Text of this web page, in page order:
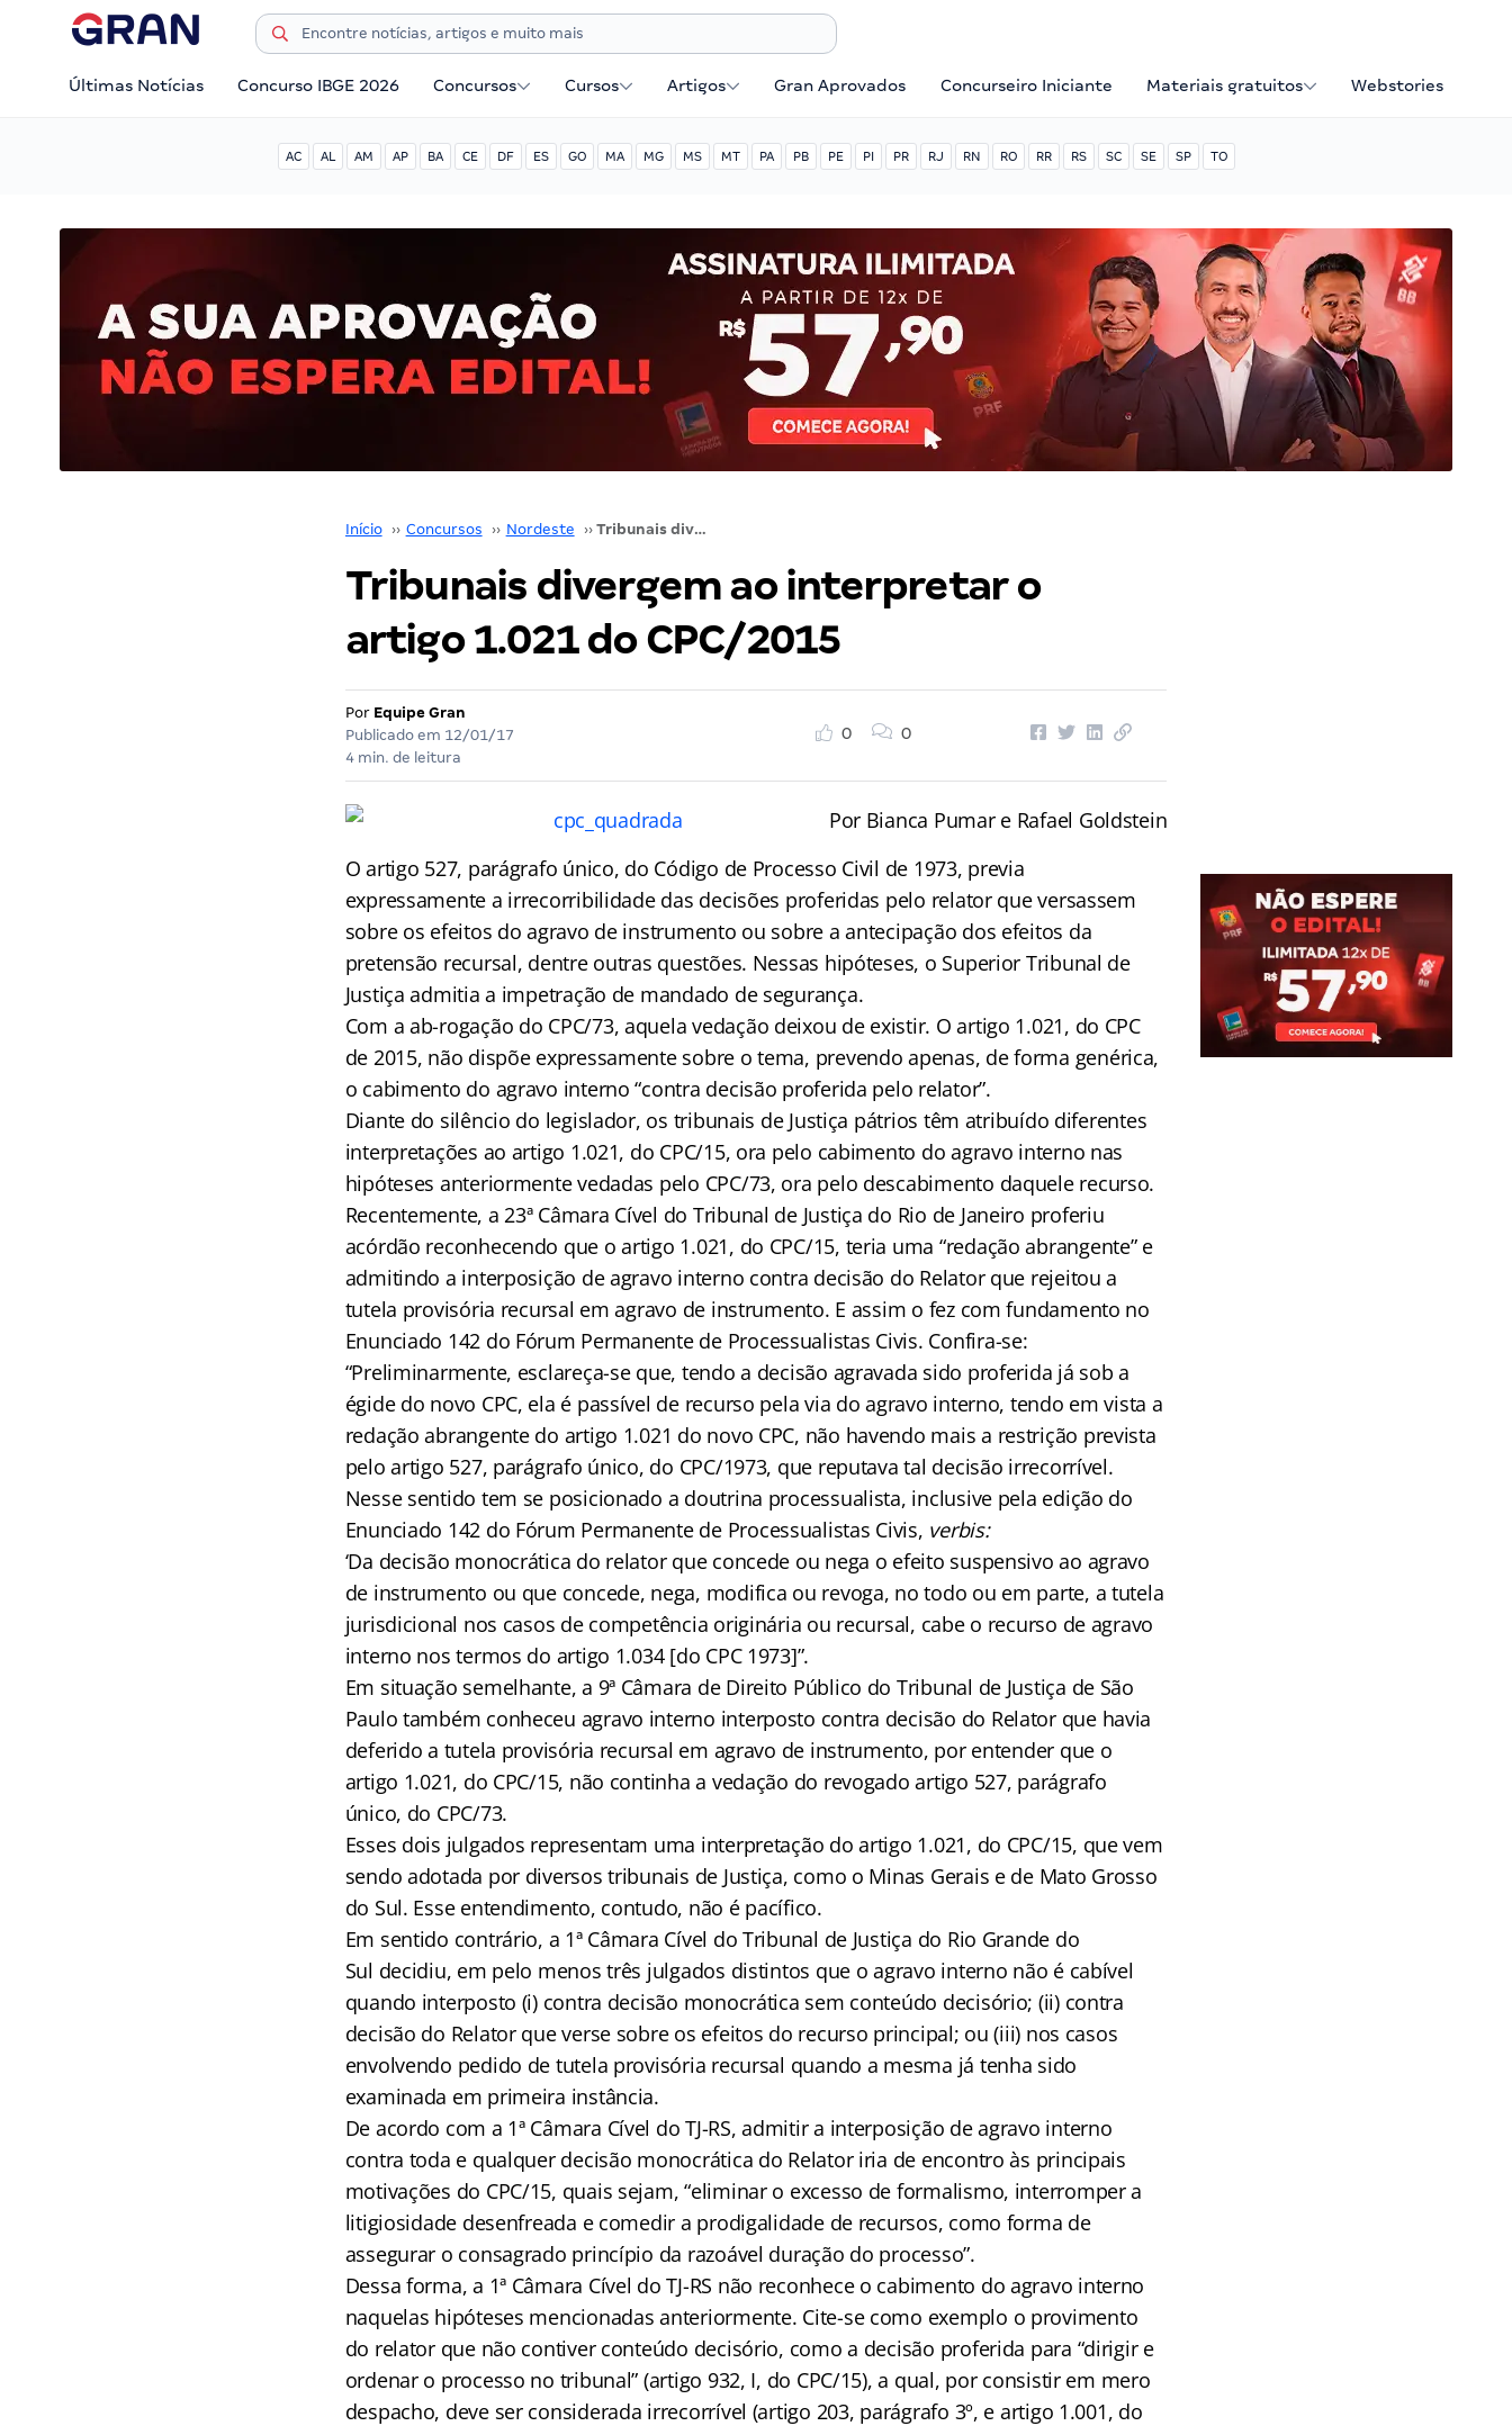
Últimas Notícias Concurso IBGE 2026 Concursos Cursos Artigos Gran Aprovados Concurseiro Iniciante Materiais gratuitos Webstories
AC AL AM AP BA CE DF ES GO MA MG MS MT PA PB PE PI PR RJ RN RO RR RS SC SE SP TO
Início ›› Concursos ›› Nordeste ›› Tribunais divergem ao interpretar o artigo 1.021 do CPC/2015
Tribunais divergem ao interpretar o
artigo 1.021 do CPC/2015
Por Equipe Gran
Publicado em 12/01/17
4 min. de leitura
0 0
Por Bianca Pumar e Rafael Goldstein
O artigo 527, parágrafo único, do Código de Processo Civil de 1973, previa
expressamente a irrecorribilidade das decisões proferidas pelo relator que versassem
sobre os efeitos do agravo de instrumento ou sobre a antecipação dos efeitos da
pretensão recursal, dentre outras questões. Nessas hipóteses, o Superior Tribunal de
Justiça admitia a impetração de mandado de segurança.
Com a ab-rogação do CPC/73, aquela vedação deixou de existir. O artigo 1.021, do CPC
de 2015, não dispõe expressamente sobre o tema, prevendo apenas, de forma genérica,
o cabimento do agravo interno “contra decisão proferida pelo relator”.
Diante do silêncio do legislador, os tribunais de Justiça pátrios têm atribuído diferentes
interpretações ao artigo 1.021, do CPC/15, ora pelo cabimento do agravo interno nas
hipóteses anteriormente vedadas pelo CPC/73, ora pelo descabimento daquele recurso.
Recentemente, a 23ª Câmara Cível do Tribunal de Justiça do Rio de Janeiro proferiu
acórdão reconhecendo que o artigo 1.021, do CPC/15, teria uma “redação abrangente” e
admitindo a interposição de agravo interno contra decisão do Relator que rejeitou a
tutela provisória recursal em agravo de instrumento. E assim o fez com fundamento no
Enunciado 142 do Fórum Permanente de Processualistas Civis. Confira-se:
“Preliminarmente, esclareça-se que, tendo a decisão agravada sido proferida já sob a
égide do novo CPC, ela é passível de recurso pela via do agravo interno, tendo em vista a
redação abrangente do artigo 1.021 do novo CPC, não havendo mais a restrição prevista
pelo artigo 527, parágrafo único, do CPC/1973, que reputava tal decisão irrecorrível.
Nesse sentido tem se posicionado a doutrina processualista, inclusive pela edição do
Enunciado 142 do Fórum Permanente de Processualistas Civis, verbis:
‘Da decisão monocrática do relator que concede ou nega o efeito suspensivo ao agravo
de instrumento ou que concede, nega, modifica ou revoga, no todo ou em parte, a tutela
jurisdicional nos casos de competência originária ou recursal, cabe o recurso de agravo
interno nos termos do artigo 1.034 [do CPC 1973]”.
Em situação semelhante, a 9ª Câmara de Direito Público do Tribunal de Justiça de São
Paulo também conheceu agravo interno interposto contra decisão do Relator que havia
deferido a tutela provisória recursal em agravo de instrumento, por entender que o
artigo 1.021, do CPC/15, não continha a vedação do revogado artigo 527, parágrafo
único, do CPC/73.
Esses dois julgados representam uma interpretação do artigo 1.021, do CPC/15, que vem
sendo adotada por diversos tribunais de Justiça, como o Minas Gerais e de Mato Grosso
do Sul. Esse entendimento, contudo, não é pacífico.
Em sentido contrário, a 1ª Câmara Cível do Tribunal de Justiça do Rio Grande do
Sul decidiu, em pelo menos três julgados distintos que o agravo interno não é cabível
quando interposto (i) contra decisão monocrática sem conteúdo decisório; (ii) contra
decisão do Relator que verse sobre os efeitos do recurso principal; ou (iii) nos casos
envolvendo pedido de tutela provisória recursal quando a mesma já tenha sido
examinada em primeira instância.
De acordo com a 1ª Câmara Cível do TJ-RS, admitir a interposição de agravo interno
contra toda e qualquer decisão monocrática do Relator iria de encontro às principais
motivações do CPC/15, quais sejam, “eliminar o excesso de formalismo, interromper a
litigiosidade desenfreada e comedir a prodigalidade de recursos, como forma de
assegurar o consagrado princípio da razoável duração do processo”.
Dessa forma, a 1ª Câmara Cível do TJ-RS não reconhece o cabimento do agravo interno
naquelas hipóteses mencionadas anteriormente. Cite-se como exemplo o provimento
do relator que não contiver conteúdo decisório, como a decisão proferida para “dirigir e
ordenar o processo no tribunal” (artigo 932, I, do CPC/15), a qual, por consistir em mero
despacho, deve ser considerada irrecorrível (artigo 203, parágrafo 3º, e artigo 1.001, do